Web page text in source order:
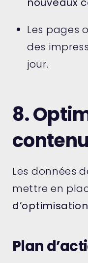
Les pages
des
jour.
8.
Les données
mettre en
Plan